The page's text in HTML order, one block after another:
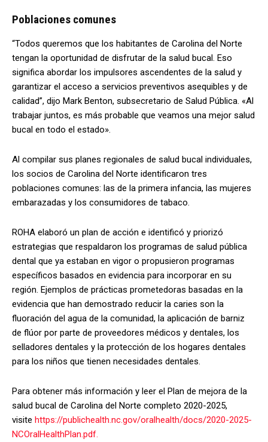
Poblaciones comunes
“Todos queremos que los habitantes de Carolina del Norte
tengan la oportunidad de disfrutar de la salud bucal. Eso
significa abordar los impulsores ascendentes de la salud y
garantizar el acceso a servicios preventivos asequibles y de
calidad”, dijo Mark Benton, subsecretario de Salud Pública. «Al
trabajar juntos, es más probable que veamos una mejor salud
bucal en todo el estado».
Al compilar sus planes regionales de salud bucal individuales,
los socios de Carolina del Norte identificaron tres
poblaciones comunes: las de la primera infancia, las mujeres
embarazadas y los consumidores de tabaco.
ROHA elaboró ​​un plan de acción e identificó y priorizó
estrategias que respaldaron los programas de salud pública
dental que ya estaban en vigor o propusieron programas
específicos basados ​​en evidencia para incorporar en su
región. Ejemplos de prácticas prometedoras basadas en la
evidencia que han demostrado reducir la caries son la
fluoración del agua de la comunidad, la aplicación de barniz
de flúor por parte de proveedores médicos y dentales, los
selladores dentales y la protección de los hogares dentales
para los niños que tienen necesidades dentales.
Para obtener más información y leer el Plan de mejora de la
salud bucal de Carolina del Norte completo 2020-2025,
visite https://publichealth.nc.gov/oralhealth/docs/2020-2025-
NCOralHealthPlan.pdf.